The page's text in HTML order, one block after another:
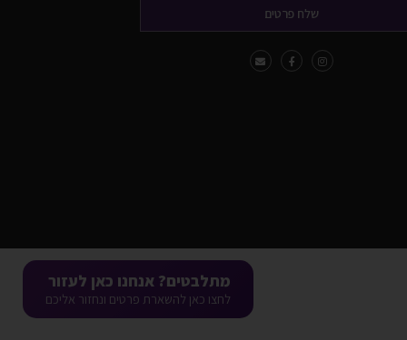
מתלבטים? אנחנו כאן לעזור
לחצו כאן להשארת פרטים ונחזור אליכם
שלח פרטים